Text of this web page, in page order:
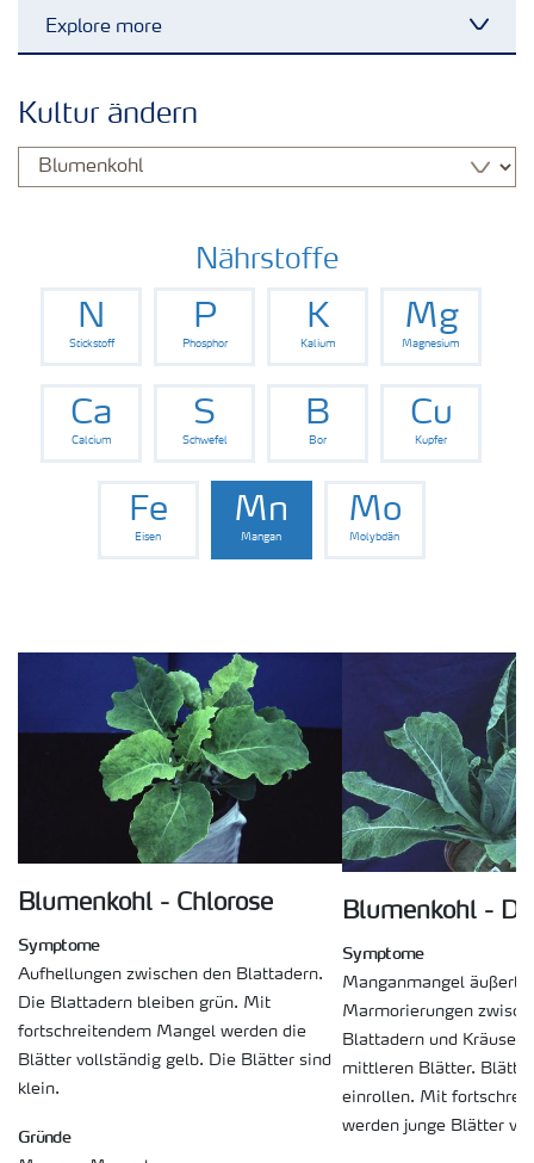
Explore more
Düngemittel
Zukunft anpacken
Düngeranwendung
Kultur ändern
Nährstoffe
N
Stickstoff
P
Phosphor
K
Kalium
Mg
Magnesium
Ca
Calcium
S
Schwefel
B
Bor
Cu
Kupfer
Fe
Eisen
Mn
Mangan
Mo
Molybdän
Blumenkohl - Chlorose
Symptome
Aufhellungen zwischen den Blattadern.
Die Blattadern bleiben grün. Mit
fortschreitendem Mangel werden die
Blätter vollständig gelb. Die Blätter sind
klein.
Gründe
Blumenkohl -
Symptome
Manganmangel äußert
Marmorierungen
Blattadern und
mittleren Blätter.
einrollen. Mit
werden junge Blätter